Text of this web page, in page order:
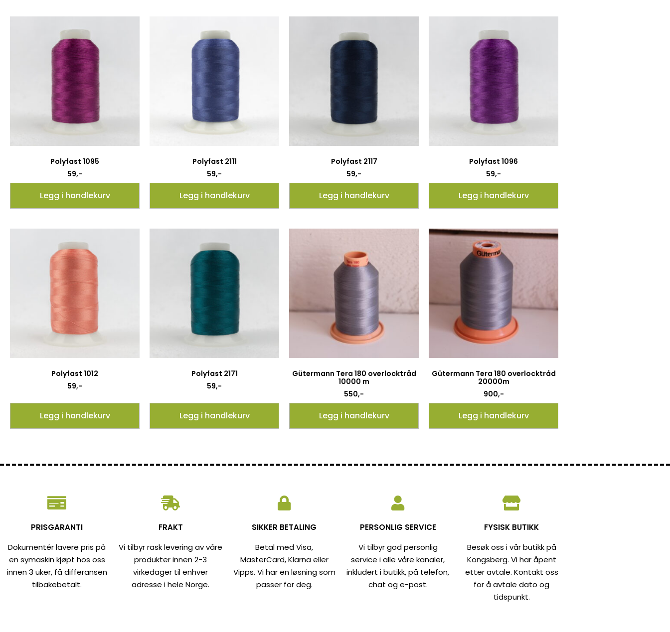
Polyfast 1095
59,-
Legg i handlekurv
Polyfast 2111
59,-
Legg i handlekurv
Polyfast 2117
59,-
Legg i handlekurv
Polyfast 1096
59,-
Legg i handlekurv
Polyfast 1012
59,-
Legg i handlekurv
Polyfast 2171
59,-
Legg i handlekurv
Gütermann Tera 180 overlocktråd
10000 m
550,-
Legg i handlekurv
Gütermann Tera 180 overlocktråd
20000m
900,-
Legg i handlekurv
PRISGARANTI
Dokumentér lavere pris på
en symaskin kjøpt hos oss
innen 3 uker, få differansen
tilbakebetalt.
FRAKT
Vi tilbyr rask levering av våre
produkter innen 2-3
virkedager til enhver
adresse i hele Norge.
SIKKER BETALING
Betal med Visa,
MasterCard, Klarna eller
Vipps. Vi har en løsning som
passer for deg.
PERSONLIG SERVICE
Vi tilbyr god personlig
service i alle våre kanaler,
inkludert i butikk, på telefon,
chat og e-post.
FYSISK BUTIKK
Besøk oss i vår butikk på
Kongsberg. Vi har åpent
etter avtale. Kontakt oss
for å avtale dato og
tidspunkt.